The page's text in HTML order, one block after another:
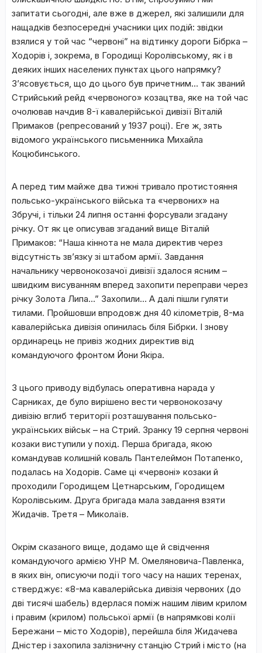
запитати сьогодні, але вже в джерел, які залишили для
нащадків безпосередні учасники цих подій: звідки
взялися у той час “червоні” на відтинку дороги Бібрка –
Ходорів і, зокрема, в Городищі Королівському, як і в
деяких інших населених пунктах цього напрямку?
З’ясовується, що до цього був причетним… так званий
Стрийський рейд «червоного» козацтва, яке на той час
очолював начдив 8-ї кавалерійської дивізії Віталій
Примаков (репресований у 1937 році). Еге ж, зять
відомого українського письменника Михайла
Коцюбинського.
А перед тим майже два тижні тривало протистояння
польсько-українського війська та «червоних» на
Збручі, і тільки 24 липня останні форсували згадану
річку. От як це описував згаданий вище Віталій
Примаков: “Наша кіннота не мала директив через
відсутність зв’язку зі штабом армії. Завдання
начальнику червонокозачої дивізії здалося ясним –
швидким висуванням вперед захопити переправи через
річку Золота Липа…” Захопили… А далі пішли гуляти
тилами. Пройшовши впродовж дня 40 кілометрів, 8-ма
кавалерійська дивізія опинилась біля Бібрки. І знову
ординарець не привіз жодних директив від
командуючого фронтом Йони Якіра.
З цього приводу відбулась оперативна нарада у
Сарниках, де було вирішено вести червонокозачу
дивізію вглиб території розташування польсько-
українських військ – на Стрий. Зранку 19 серпня червоні
козаки виступили у похід. Перша бригада, якою
командував колишній коваль Пантелеймон Потапенко,
подалась на Ходорів. Саме ці «червоні» козаки й
проходили Городищем Цетнарським, Городищем
Королівським. Друга бригада мала завдання взяти
Жидачів. Третя – Миколаїв.
Окрім сказаного вище, додамо ще й свідчення
командуючого армією УНР М. Омеляновича-Павленка,
в яких він, описуючи події того часу на наших теренах,
стверджує: «8-ма кавалерійська дивізія червоних (до
дві тисячі шабель) вдерлася поміж нашим лівим крилом
і правим (крилом) польської армії (в напрямкові колії
Бережани – місто Ходорів), перейшла біля Жидачева
Дністер і захопила залізничну станцію Стрий і місто (на